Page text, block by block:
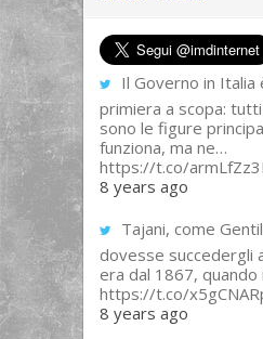
Il Governo in Italia
primiera a scopa:
sono le figure
funziona, ma ne…
https://t.co/
8 years ago
Tajani, come
dovesse succedergli
era dal 1867, quando
https://t.co/
8 years ago